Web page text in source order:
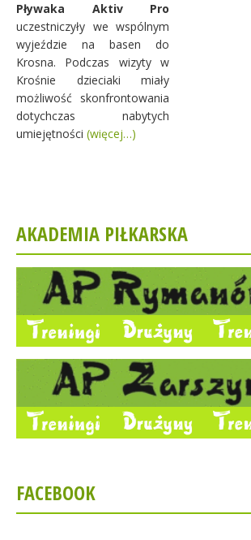
Pływaka Aktiv Pro
uczestniczyły we wspólnym
wyjeździe na basen do
Krosna. Podczas wizyty w
Krośnie dzieciaki miały
możliwość skonfrontowania
dotychczas nabytych
umiejętności (więcej…)
AKADEMIA PIŁKARSKA
FACEBOOK